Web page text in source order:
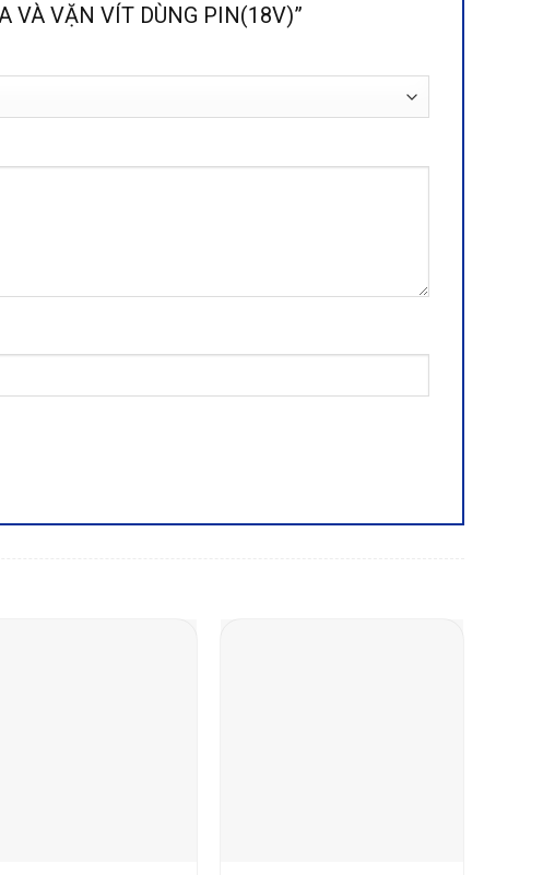
VÀ VẶN VÍT DÙNG PIN(18V)”